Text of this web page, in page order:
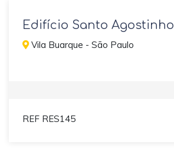
Edifício Santo Agostinho
Vila Buarque - São Paulo
REF RES145